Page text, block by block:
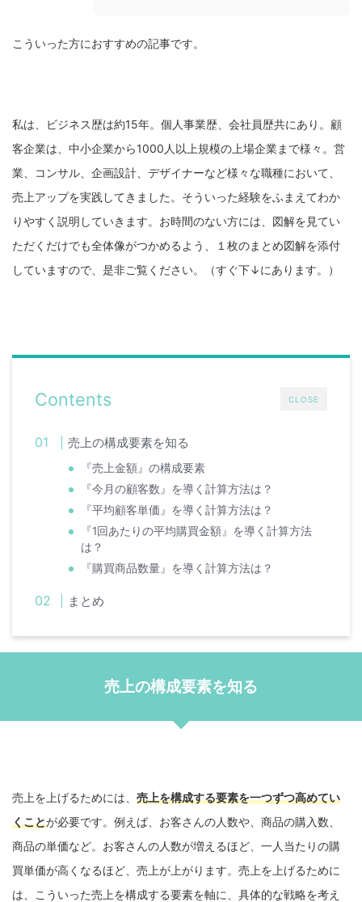
こういった方におすすめの記事です。
私は、ビジネス歴は約15年。個人事業歴、会社員歴共にあり。顧
客企業は、中小企業から1000人以上規模の上場企業まで様々。営
業、コンサル、企画設計、デザイナーなど様々な職種において、
売上アップを実践してきました。そういった経験をふまえてわか
りやすく説明していきます。お時間のない方には、図解を見てい
ただくだけでも全体像がつかめるよう、１枚のまとめ図解を添付
していますので、是非ご覧ください。（すぐ下↓にあります。）
CLOSE
Contents
売上の構成要素を知る
『売上金額』の構成要素
『今月の顧客数』を導く計算方法は？
『平均顧客単価』を導く計算方法は？
『1回あたりの平均購買金額』を導く計算方法
は？
『購買商品数量』を導く計算方法は？
まとめ
売上の構成要素を知る
売上を上げるためには、 売上を構成する要素を一つずつ高めてい
くことが必要です。例えば、お客さんの人数や、商品の購入数、
商品の単価など。お客さんの人数が増えるほど、一人当たりの購
買単価が高くなるほど、売上が上がります。売上を上げるために
は、こういった売上を構成する要素を軸に、具体的な戦略を考え